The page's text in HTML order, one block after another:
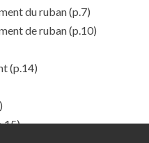
du ruban(p.7)
de ruban(p.10)
(p.14)